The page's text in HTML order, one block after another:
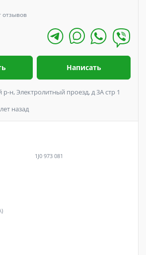
отзывов
Написать
н, Электролитный проезд, д 3А стр 1
назад
1J0 973 081